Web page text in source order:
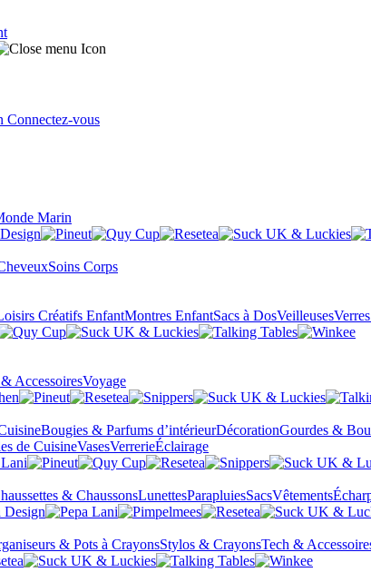
Connectez-vous
Marin
Soins Corps
Créatifs EnfantMontres EnfantSacs à DosVeilleuses
AccessoiresVoyage
Bougies & Parfums d’intérieurDécorationGourdes &
de CuisineVasesVerrerieÉclairage
& ChaussonsLunettesParapluiesSacsVêtements
& Pots à CrayonsStylos & CrayonsTech &